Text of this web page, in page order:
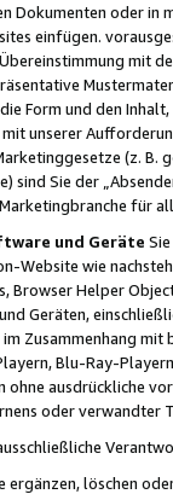
Dokumenten oder in
einfügen.
mit
Form und den
unserer
(z. B.
Sie der
für
und Geräte
Website wie
Helper
Geräten,
Zusammenhang
Blu-Ray-
ohne ausdrückliche
oder
ergänzen, löschen